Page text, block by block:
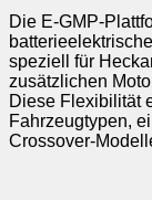
Die E-GMP-
speziell für
zusätzlichen
Diese Flexibilität
Fahrzeugtypen,
Crossover-